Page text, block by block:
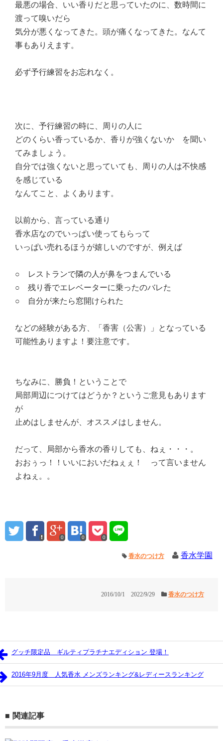
最悪の場合、いい香りだと思っていたのに、数時間に
渡って嗅いだら
気分が悪くなってきた。頭が痛くなってきた。なんて
事もありえます。
必ず予行練習をお忘れなく。
次に、予行練習の時に、周りの人に
どのくらい香っているか、香りが強くないか を聞い
てみましょう。
自分では強くないと思っていても、周りの人は不快感
を感じている
なんてこと、よくあります。
以前から、言っている通り
香水店なのでいっぱい使ってもらって
いっぱい売れるほうが嬉しいのですが、例えば
○ レストランで隣の人が鼻をつまんでいる
○ 残り香でエレベーターに乗ったのバレた
○ 自分が来たら窓開けられた
などの経験がある方、「香害（公害）」となっている
可能性ありますよ！要注意です。
ちなみに、勝負！ということで
局部周辺につけてはどうか？というご意見もあります
が
止めはしませんが、オススメはしません。
だって、局部から香水の香りしても、ねぇ・・・。
おおぅっ！！いいにおいだねぇぇ！ って言いません
よねぇ。。
0 0 0
香水のつけ方 香水学園
2016/10/1 2022/9/29 香水のつけ方
グッチ限定品 ギルティプラチナエディション 登場！
2016年9月度 人気香水 メンズランキング&レディースランキング
関連記事